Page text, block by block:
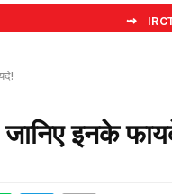
⇝ IRCTC New
इनके